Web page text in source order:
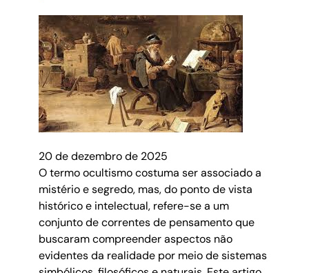
20 de dezembro de 2025
O termo ocultismo costuma ser associado a
mistério e segredo, mas, do ponto de vista
histórico e intelectual, refere-se a um
conjunto de correntes de pensamento que
buscaram compreender aspectos não
evidentes da realidade por meio de sistemas